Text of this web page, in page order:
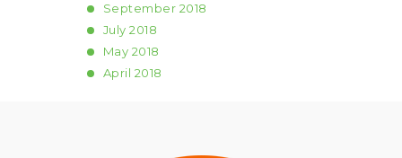
September 2018
July2018
May 2018
April 2018